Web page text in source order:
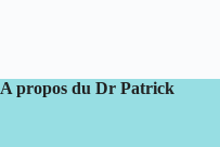
A propos du Dr Patrick